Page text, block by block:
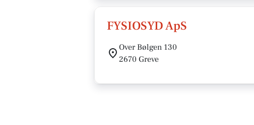
FYSIOSYD ApS
Over Bølgen 130
2670 Greve